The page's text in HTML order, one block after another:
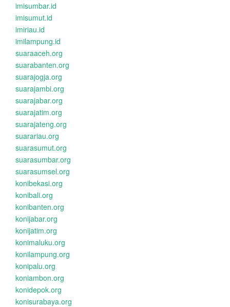
imisumbar.id
imisumut.id
imiriau.id
imilampung.id
suaraaceh.org
suarabanten.org
suarajogja.org
suarajambi.org
suarajabar.org
suarajatim.org
suarajateng.org
suarariau.org
suarasumut.org
suarasumbar.org
suarasumsel.org
konibekasi.org
konibali.org
konibanten.org
konijabar.org
konijatim.org
konimaluku.org
konilampung.org
konipalu.org
koniambon.org
konidepok.org
konisurabaya.org